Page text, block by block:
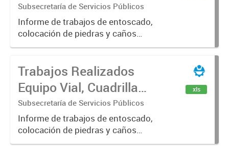
Subsecretaría de Servicios Públicos
Informe de trabajos de entoscado,
colocación de piedras y caños
(zanjeo - cruce de calles) Informe
construcción, colocación de tapa
registro, reparación...
Trabajos Realizados
Equipo Vial, Cuadrilla
Bacheo, Servicio
Eléctrico - Noviembre
2021
Subsecretaría de Servicios Públicos
Informe de trabajos de entoscado,
colocación de piedras y caños
(zanjeo - cruce de calles) Informe
xls